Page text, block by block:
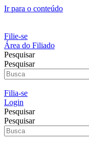
Ir para o conteúdo
Filie-se
Área do Filiado
Pesquisar
Pesquisar
Filia-se
Login
Pesquisar
Pesquisar